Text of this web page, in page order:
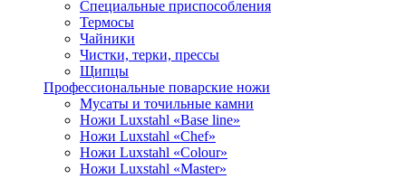
Специальные приспособления
Термосы
Чайники
Чистки, терки, прессы
Щипцы
Профессиональные поварские ножи
Мусаты и точильные камни
Ножи Luxstahl «Base line»
Ножи Luxstahl «Chef»
Ножи Luxstahl «Colour»
Ножи Luxstahl «Master»